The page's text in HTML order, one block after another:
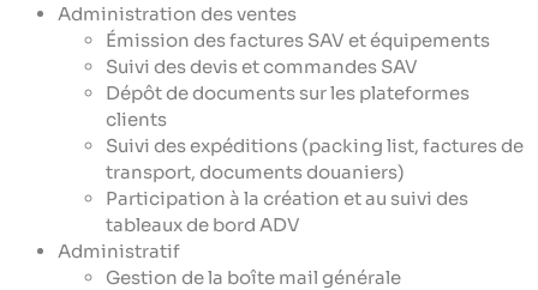
Administration des ventes
Émission des factures SAV et équipements
Suivi des devis et commandes SAV
Dépôt de documents sur les plateformes
clients
Suivi des expéditions (packing list, factures de
transport, documents douaniers)
Participation à la création et au suivi des
tableaux de bord ADV
Administratif
Gestion de la boîte mail générale